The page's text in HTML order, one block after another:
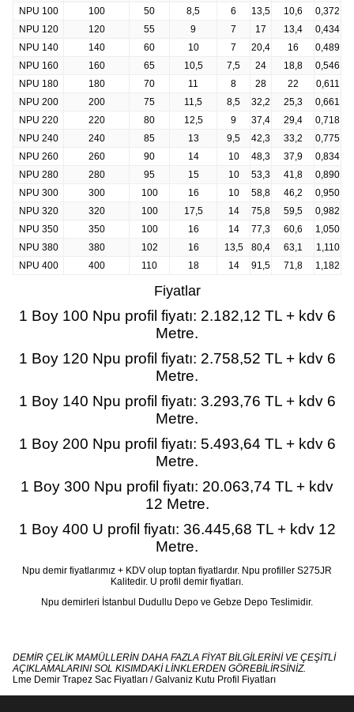
NPU 100
100 50 8,5 6 13,5 10,6
0,372
NPU 120
120 55 9 7 17 13,4
0,434
NPU 140
140 60 10 7 20,4 16
0,489
NPU 160
160 65 10,5 7,5 24 18,8
0,546
NPU 180
180 70 11 8 28 22
0,611
NPU 200
200 75 11,5 8,5 32,2 25,3
0,661
NPU 220
220 80 12,5 9 37,4 29,4
0,718
NPU 240
240 85 13 9,5 42,3 33,2
0,775
NPU 260
260 90 14 10 48,3 37,9
0,834
NPU 280
280 95 15 10 53,3 41,8
0,890
NPU 300
300 100 16 10 58,8 46,2
0,950
NPU 320
320 100 17,5 14 75,8 59,5
0,982
NPU 350
350 100 16 14 77,3 60,6
1,050
NPU 380
380 102 16 13,5 80,4 63,1
1,110
NPU 400
400 110 18 14 91,5 71,8 1,182
Fiyatlar
1 Boy 100 Npu profil fiyatı: 2.182,12 TL + kdv 6
Metre.
1 Boy 120 Npu profil fiyatı: 2.758,52 TL + kdv 6
Metre.
1 Boy 140 Npu profil fiyatı: 3.293,76 TL + kdv 6
Metre.
1 Boy 200 Npu profil fiyatı: 5.493,64 TL + kdv 6
Metre.
1 Boy 300 Npu profil fiyatı: 20.063,74 TL + kdv
12 Metre.
1 Boy 400 U profil fiyatı: 36.445,68 TL + kdv 12
Metre.
Npu demir fiyatlarımız + KDV olup toptan fiyatlardır. Npu profiller S275JR
Kalitedir. U profil demir fiyatları.
Npu demirleri İstanbul Dudullu Depo ve Gebze Depo Teslimidir.
DEMİR ÇELİK MAMÜLLERİN DAHA FAZLA FİYAT BİLGİLERİNİ VE ÇEŞİTLİ
AÇIKLAMALARINI SOL KISIMDAKİ LİNKLERDEN GÖREBİLİRSİNİZ.
Lme Demir Trapez Sac Fiyatları /Galvaniz Kutu Profil Fiyatları